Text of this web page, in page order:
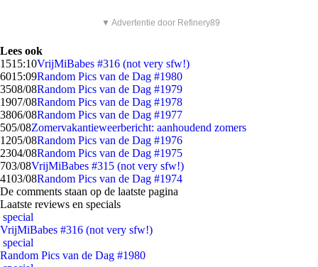
▼ Advertentie door Refinery89
Lees ook
1515:10VrijMiBabes #316 (not very sfw!)
6015:09Random Pics van de Dag #1980
3508/08Random Pics van de Dag #1979
1907/08Random Pics van de Dag #1978
3806/08Random Pics van de Dag #1977
505/08Zomervakantieweerbericht: aanhoudend zomers
1205/08Random Pics van de Dag #1976
2304/08Random Pics van de Dag #1975
703/08VrijMiBabes #315 (not very sfw!)
4103/08Random Pics van de Dag #1974
De comments staan op de laatste pagina
Laatste reviews en specials
special
VrijMiBabes #316 (not very sfw!)
special
Random Pics van de Dag #1980